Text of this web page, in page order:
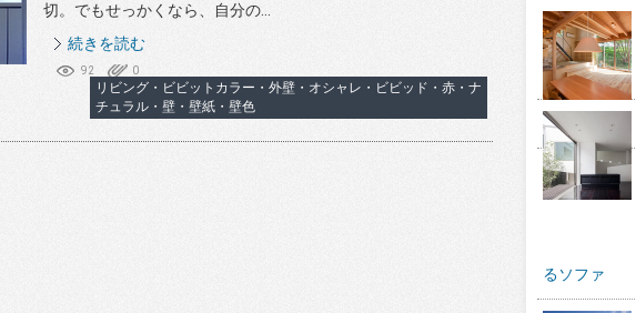
切。でもせっかくなら、自分の...
続きを読む
92 0
リビング・ビビットカラー・外壁・オシャレ・ビビッド・赤・ナ
チュラル・壁・壁紙・壁色
るソファ